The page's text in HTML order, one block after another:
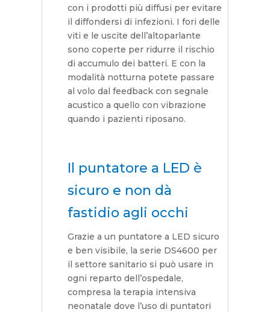
con i prodotti più diffusi per evitare
il diffondersi di infezioni. I fori delle
viti e le uscite dell’altoparlante
sono coperte per ridurre il rischio
di accumulo dei batteri. E con la
modalità notturna potete passare
al volo dal feedback con segnale
acustico a quello con vibrazione
quando i pazienti riposano.
Il puntatore a LED è
sicuro e non dà
fastidio agli occhi
Grazie a un puntatore a LED sicuro
e ben visibile, la serie DS4600 per
il settore sanitario si può usare in
ogni reparto dell’ospedale,
compresa la terapia intensiva
neonatale dove l’uso di puntatori